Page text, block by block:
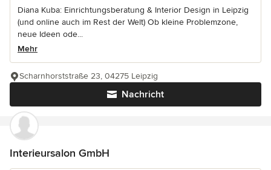
Diana Kuba: Einrichtungsberatung & Interior Design in Leipzig
(und online auch im Rest der Welt) Ob kleine Problemzone,
neue Ideen ode...
Mehr
Nachricht
Scharnhorststraße 23, 04275 Leipzig
Interieursalon GmbH